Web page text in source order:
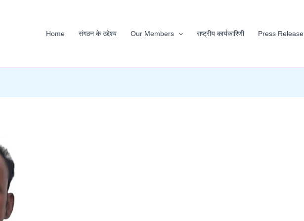
Home संगठन के उद्देश्य Our Members राष्ट्रीय कार्यकारिणी Press Release